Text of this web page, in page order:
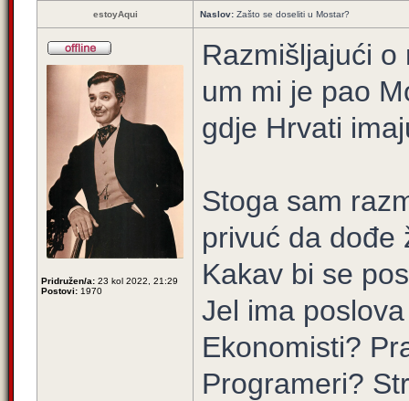
estoyAqui Naslov: Zašto se doseliti u Mostar?
Pridružen/a: 23 kol 2022, 21:29
Postovi: 1970
Razmišljajući
um mi je pao
gdje Hrvati
Stoga sam
privuć da dođe
Kakav bi se
Jel ima
Ekonomisti?
Programeri?